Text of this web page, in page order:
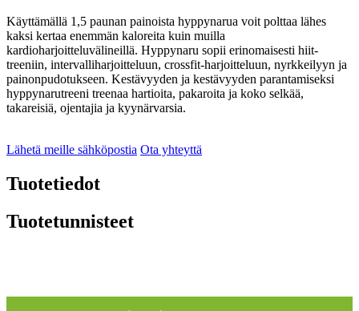
Käyttämällä 1,5 paunan painoista hyppynarua voit polttaa lähes
kaksi kertaa enemmän kaloreita kuin muilla
kardioharjoitteluvälineillä. Hyppynaru sopii erinomaisesti hiit-
treeniin, intervalliharjoitteluun, crossfit-harjoitteluun, nyrkkeilyyn ja
painonpudotukseen. Kestävyyden ja kestävyyden parantamiseksi
hyppynarutreeni treenaa hartioita, pakaroita ja koko selkää,
takareisiä, ojentajia ja kyynärvarsia.
Lähetä meille sähköpostia Ota yhteyttä
Tuotetiedot
Tuotetunnisteet